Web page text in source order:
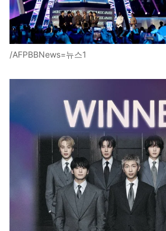
/AFPBBNews=뉴스1